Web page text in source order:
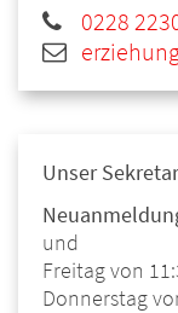
0228
Unser
und
Freitag von
Donnerstag